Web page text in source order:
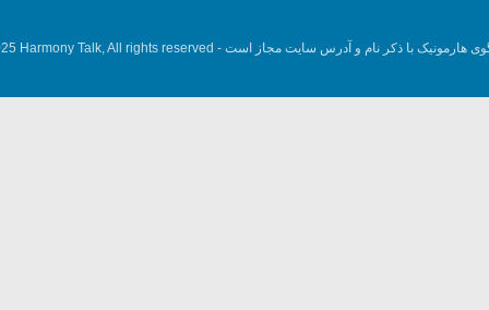
هارمونیک با ذکر نام و آدرس سایت مجاز است - Harmony Talk, All rights reserved.